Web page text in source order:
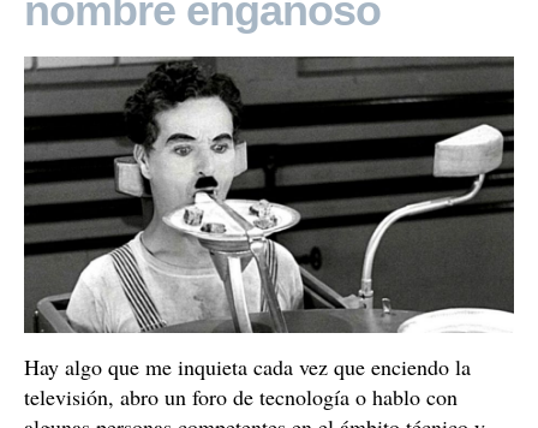
nombre engañoso
Hay algo que me inquieta cada vez que enciendo la
televisión, abro un foro de tecnología o hablo con